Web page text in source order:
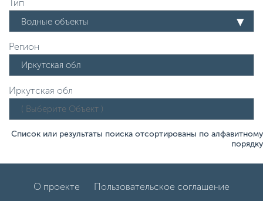
Тип
Водные объекты
Регион
Иркутская обл
Список или результаты поиска отсортированы по алфавитному
порядку
О проекте Пользовательское соглашение